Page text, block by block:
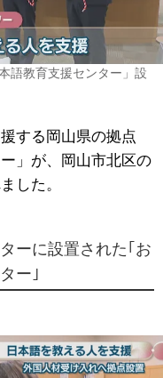
語教育支援センター」設
する岡山県の拠点
」が、岡山市北区の
した。
ーに設置された｢お
ー｣